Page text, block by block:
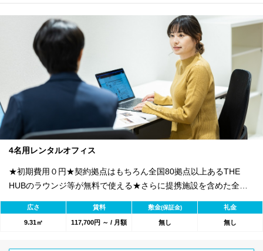
4名用レンタルオフィス
★初期費用０円★契約拠点はもちろん全国80拠点以上あるTHE
HUBのラウンジ等が無料で使える★さらに提携施設を含めた全
1800のワークスペースが利用可能★
広さ 賃料 敷金(保証金) 礼金
9.31㎡ 117,700円 ～ / 月額 無し 無し